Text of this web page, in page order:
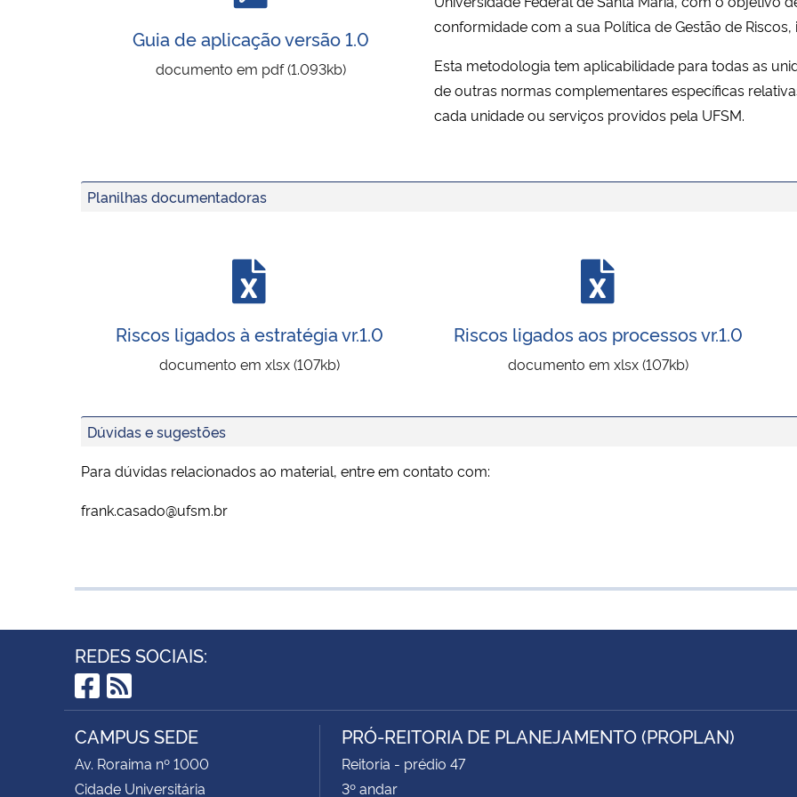
Guia de aplicaçãoversão 1.0
documento em pdf (1.093kb)
conformidade com a sua Política de Gestão de
Esta metodologia tem aplicabilidade para todas as
de outras normas complementares específicas
cada unidade ou serviços providos pela UFSM.
Planilhas documentadoras
Riscos ligados à estratégia vr.1.0
documento em xlsx (107kb)
Riscos ligados aos processosvr.1.0
documento em xlsx (107kb)
Dúvidas e sugestões
Para dúvidas relacionados ao material, entre em contato com:
frank.casado@ufsm.br
REDES SOCIAIS:
Facebook
RSS
CAMPUS SEDE
Av. Roraima nº 1000
Cidade Universitária
PRÓ-REITORIA DE PLANEJAMENTO (PROPLAN)
Reitoria - prédio 47
3º andar